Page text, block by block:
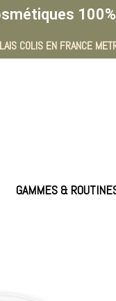
COLIS EN FRANCE
GAMMES &